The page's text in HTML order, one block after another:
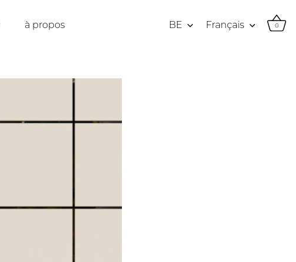
à propos Devise
BE Langue
Français 0